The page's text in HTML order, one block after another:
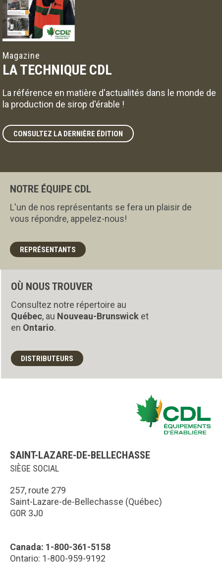
Magazine
LA TECHNIQUE CDL
La référence en matière d'actualités dans le monde de
la production de sirop d'érable !
CONSULTEZ LA DERNIÈRE ÉDITION
NOTRE ÉQUIPE CDL
L'un de nos représentants se fera un plaisir de
vous répondre, appelez-nous!
REPRÉSENTANTS
OÙ NOUS TROUVER
Consultez notre répertoire au
Québec, au Nouveau-Brunswick et
en Ontario.
DISTRIBUTEURS
SAINT-LAZARE-DE-BELLECHASSE
SIÈGE SOCIAL
257, route 279
Saint-Lazare-de-Bellechasse (Québec)
G0R 3J0
Canada: 1-800-361-5158
Ontario: 1-800-959-9192